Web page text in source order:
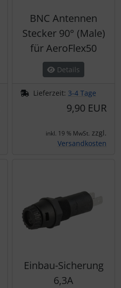
BNC Antennen
Stecker 90° (Male)
für AeroFlex50
Details
Lieferzeit: 3-4 Tage
9,90 EUR
inkl. 19 % MwSt. zzgl.
Versandkosten
Einbau-Sicherung
6,3A